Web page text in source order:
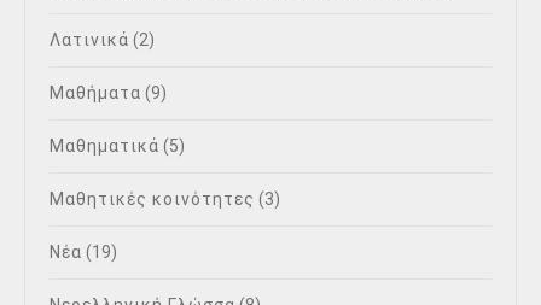
Λατινικά (2)
Μαθήματα (9)
Μαθηματικά (5)
Μαθητικές κοινότητες (3)
Νέα (19)